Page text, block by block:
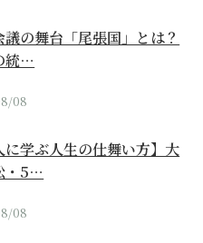
議の舞台「尾張国」とは？
統…
08
に学ぶ人生の仕舞い方】大
・5…
08